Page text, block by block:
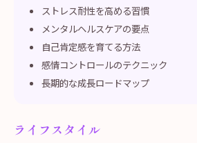
ストレス耐性を高める習慣
メンタルヘルスケアの要点
自己肯定感を育てる方法
感情コントロールのテクニック
長期的な成長ロードマップ
ライフスタイル